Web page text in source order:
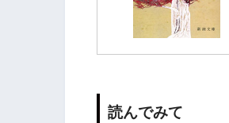
読んでみて